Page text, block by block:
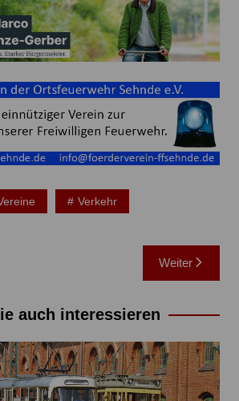
Verkehr
Weiter
auch interessieren